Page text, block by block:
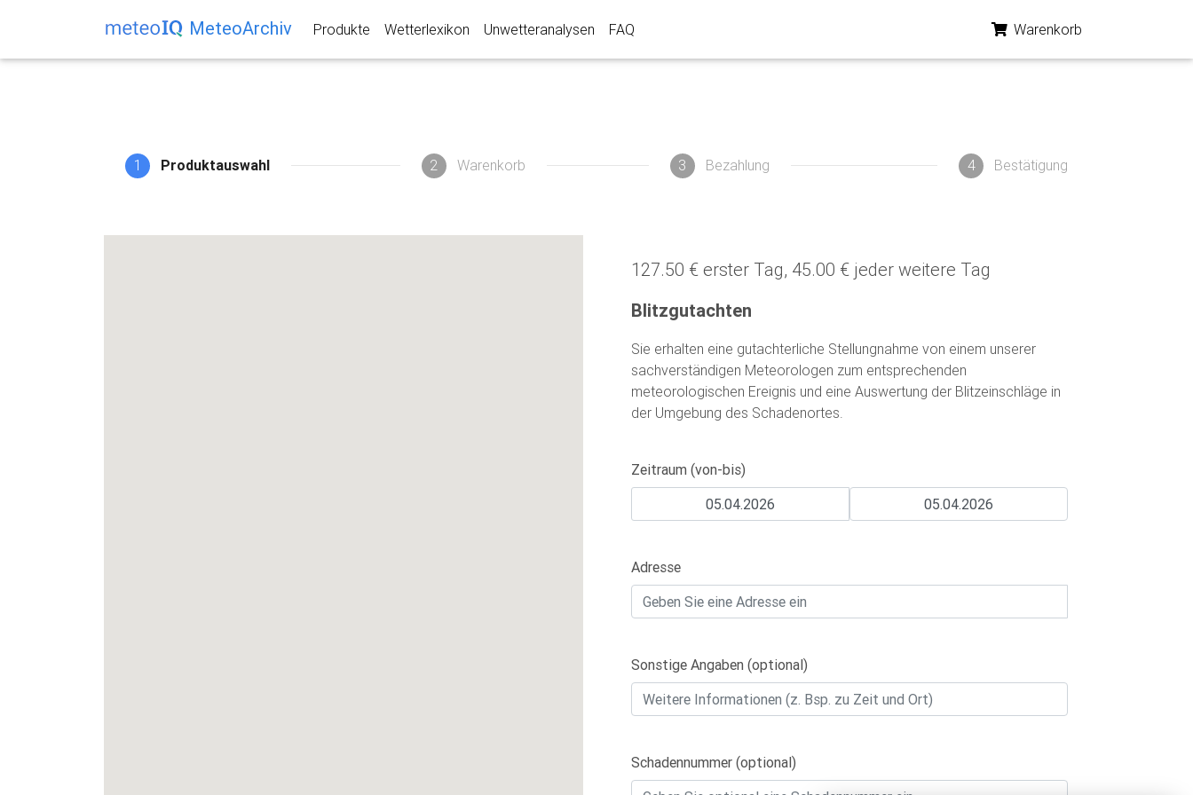
MeteoArchiv Produkte Wetterlexikon Unwetteranalysen FAQ Warenkorb
1 Produktauswahl 2 Warenkorb 3 Bezahlung 4 Bestätigung
127.50 € erster Tag, 45.00 € jeder weitere Tag
Blitzgutachten
Sie erhalten eine gutachterliche Stellungnahme von einem unserer
sachverständigen Meteorologen zum entsprechenden
meteorologischen Ereignis und eine Auswertung der Blitzeinschläge in
der Umgebung des Schadenortes.
Zeitraum (von-bis)
Adresse
Sonstige Angaben (optional)
Schadennummer (optional)